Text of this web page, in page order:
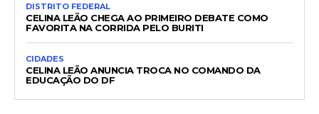
DISTRITO FEDERAL
CELINA LEÃO CHEGA AO PRIMEIRO DEBATE COMO
FAVORITA NA CORRIDA PELO BURITI
CIDADES
CELINA LEÃO ANUNCIA TROCA NO COMANDO DA
EDUCAÇÃO DO DF